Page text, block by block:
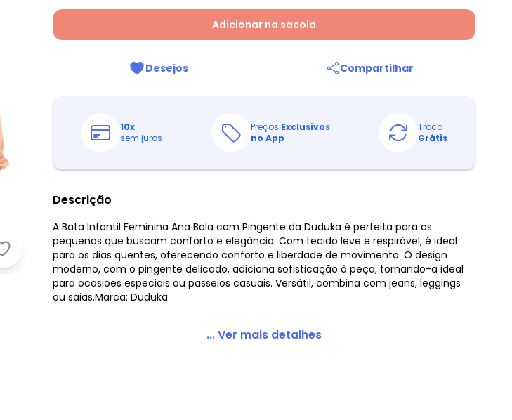
Duduka - Bata Infantil Ana Bola com Pingente Rosa
Adicionar na sacola
Desejos Compartilhar
10x
sem juros
Preços Exclusivos
no App
Troca
Grátis
Descrição
A Bata Infantil Feminina Ana Bola com Pingente da Duduka é perfeita para as
pequenas que buscam conforto e elegância. Com tecido leve e respirável, é ideal
para os dias quentes, oferecendo conforto e liberdade de movimento. O design
moderno, com o pingente delicado, adiciona sofisticação à peça, tornando-a ideal
para ocasiões especiais ou passeios casuais. Versátil, combina com jeans, leggings
ou saias.Marca: Duduka
... Ver mais detalhes